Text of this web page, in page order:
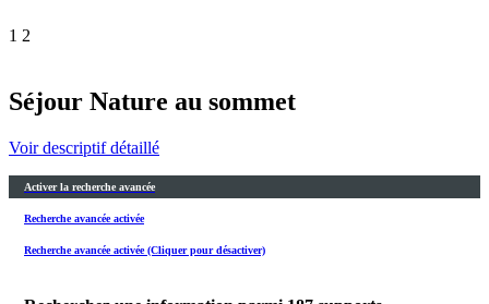
1 2
Séjour Nature au sommet
Voir descriptif détaillé
Activer la recherche avancée
Recherche avancée activée
Recherche avancée activée (Cliquer pour désactiver)